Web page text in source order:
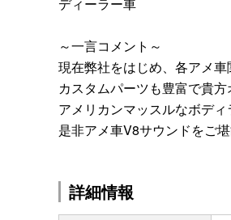
～一言コメント～
現在弊社をはじめ、各アメ
カスタムパーツも豊富で貴
アメリカンマッスルなボデ
是非アメ車V8サウンドをご堪
詳細情報